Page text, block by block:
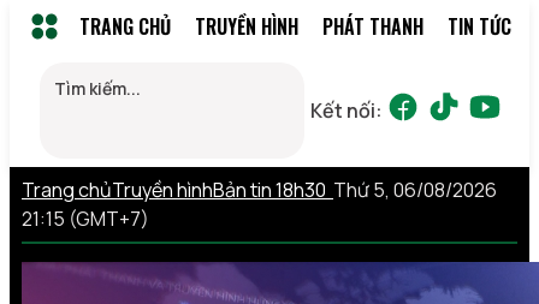
TRANG CHỦ TRUYỀN HÌNH PHÁT THANH TIN TỨC
Kết nối:
Trang chủTruyền hìnhBản tin 18h30 Thứ 5, 06/08/2026
21:15 (GMT+7)